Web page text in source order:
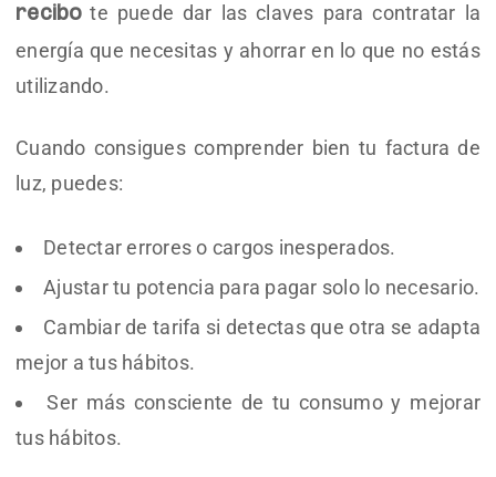
recibote puede dar las claves para contratar la
energía que necesitas y ahorrar en lo que no estás
utilizando.
Cuando consigues comprender bien tu factura de
luz, puedes:
Detectar errores o cargos inesperados.
Ajustar tu potencia para pagar solo lo necesario.
Cambiar de tarifa si detectas que otra se adapta
mejor a tus hábitos.
Ser más consciente de tu consumo y mejorar
tus hábitos.